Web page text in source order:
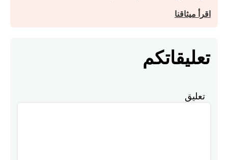
اقرأ ميثاقنا
تعليقاتكم
تعليق